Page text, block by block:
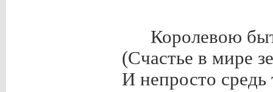
Королевою
(Счастье в мире
И непросто